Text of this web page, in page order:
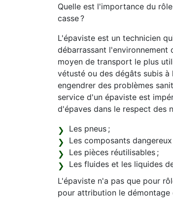
Quelle est l'importance du
casse ?
L'épaviste est un technicien
débarrassant l'environnement
moyen de transport le plus
vétusté ou des dégâts subis à
engendrer des problèmes
service d'un épaviste est
d'épaves dans le respect des
Les pneus ;
Les composants dangereux
Les pièces réutilisables ;
Les fluides et les liquides
L'épaviste n'a pas que pour
pour attribution le